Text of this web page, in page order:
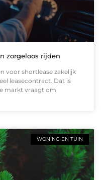
zorgeloos rijden
voor shortlease zakelijk
leasecontract. Dat is
markt vraagt om
WONING EN TUIN